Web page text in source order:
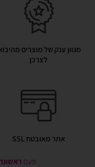
מגוון ענק של מוצרים
לצרכן
אתר מאובטח SSL
פעם